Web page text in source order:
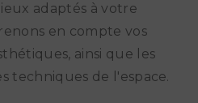
adaptés à votre
en compte vos
ainsi que les
techniques de l'espace.